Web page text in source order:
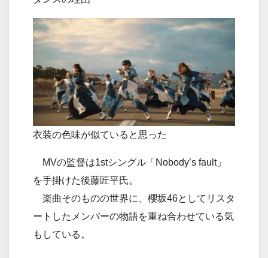
衣装の色味が似ていると思った
MVの監督は1stシングル「Nobody’s fault」
を手掛けた後藤匠平氏。
楽曲そのものの世界に、櫻坂46としてリスタ
ートしたメンバーの物語を重ね合わせている気
もしている。